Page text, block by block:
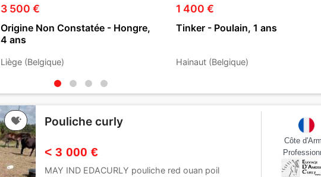
3 500 €
Origine Non Constatée - Hongre,
4 ans
Liège (Belgique)
1 400 €
Tinker - Poulain, 1 ans
Hainaut (Belgique)
Pouliche curly
< 3 000 €
MAY IND EDACURLY pouliche red ouan poil
Côte